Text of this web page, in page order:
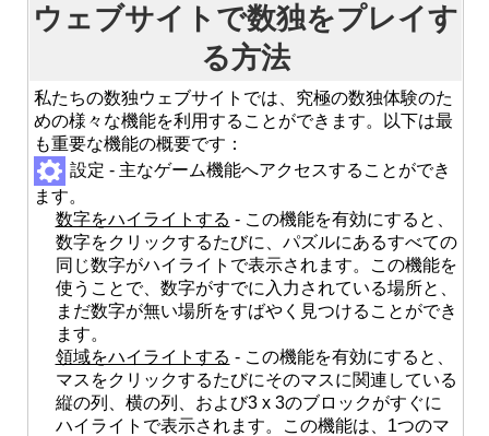
ウェブサイトで数独をプレイす
る方法
私たちの数独ウェブサイトでは、究極の数独体験のた
めの様々な機能を利用することができます。以下は最
も重要な機能の概要です：
設定 - 主なゲーム機能へアクセスすることができ
ます。
数字をハイライトする - この機能を有効にすると、
数字をクリックするたびに、パズルにあるすべての
同じ数字がハイライトで表示されます。この機能を
使うことで、数字がすでに入力されている場所と、
まだ数字が無い場所をすばやく見つけることができ
ます。
領域をハイライトする - この機能を有効にすると、
マスをクリックするたびにそのマスに関連している
縦の列、横の列、および3 x 3のブロックがすぐに
ハイライトで表示されます。この機能は、1つのマ